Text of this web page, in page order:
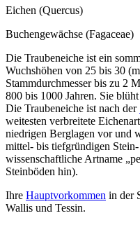
Eichen (Quercus)
Buchengewächse (Fagaceae)
Die Traubeneiche ist ein
Wuchshöhen von 25 bis 30
Stammdurchmesser bis zu 2
800 bis 1000 Jahren. Sie
Die Traubeneiche ist nach der
weitesten verbreitete
niedrigen Berglagen vor und
mittel- bis tiefgründigen
wissenschaftliche Artname „
Steinböden hin).
Ihre Hauptvorkommen in der
Wallis und Tessin.